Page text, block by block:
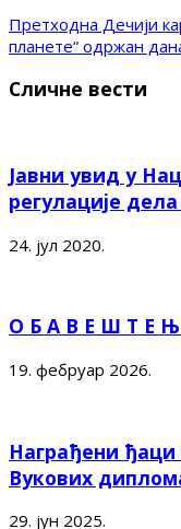
Претходна Дечији
планете“ одржан
Сличне вести
Јавни увид у
регулације
24. јул 2020.
О Б А В Е Ш Т Е Њ
19. фебруар 2026.
Награђени ђаци
Вукових
29. јун 2025.